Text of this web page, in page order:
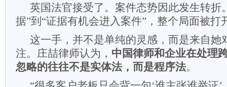
英国法官接受了。案件态势因此发生转折
据”到“证据有机会进入案件”，整个局面被打
这一手，并不是单纯的灵感，而是来自她
注。庄喆律师认为， 中国律师和企业在处理
忽略的往往不是实体法，而是程序法。